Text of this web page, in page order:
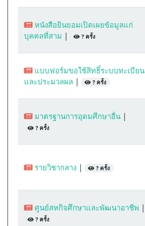
หนังสือยินยอมเปิดเผยข้อมูลแก่
บุคคลที่สาม | ? ครั้ง
แบบฟอร์มขอใช้สิทธิ์ระบบทะเบียน
และประมวลผล | ? ครั้ง
มาตรฐานการอุดมศึกษาอื่น |
? ครั้ง
รายวิชากลาง | ? ครั้ง
ศูนย์สหกิจศึกษาและพัฒนาอาชีพ |
? ครั้ง